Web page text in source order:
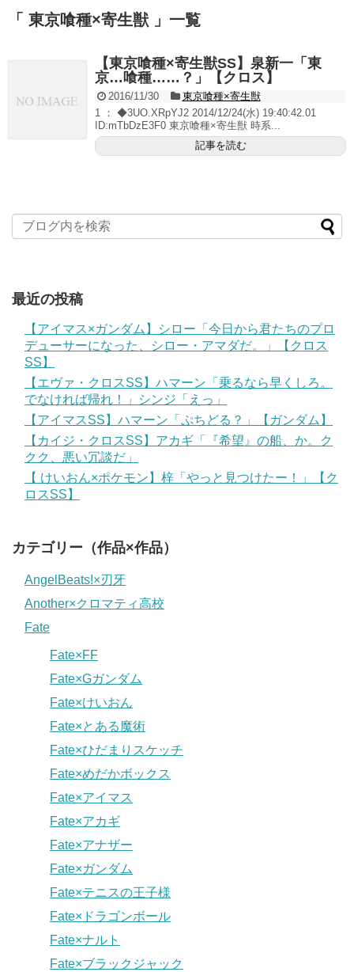
「 東京喰種×寄生獣 」一覧
【東京喰種×寄生獣SS】泉新一「東
京…喰種……？」【クロス】
2016/11/30
東京喰種×寄生獣
1 ： ◆3UO.XRpYJ2 2014/12/24(水) 19:40:42.01
ID:mTbDzE3F0 東京喰種×寄生獣 時系...
記事を読む
最近の投稿
【アイマス×ガンダム】シロー「今日から君たちのプロ
デューサーになった、シロー・アマダだ。」【クロス
SS】
【エヴァ・クロスSS】ハマーン「乗るなら早くしろ。
でなければ帰れ！」シンジ「えっ」
【アイマスSS】ハマーン「ぷちどる？」【ガンダム】
【カイジ・クロスSS】アカギ「『希望』の船、か。ク
クク、悪い冗談だ」
【 けいおん×ポケモン】梓「やっと見つけたー！」【ク
ロスSS】
カテゴリー（作品×作品）
AngelBeats!×刃牙
Another×クロマティ高校
Fate
Fate×FF
Fate×Gガンダム
Fate×けいおん
Fate×とある魔術
Fate×ひだまりスケッチ
Fate×めだかボックス
Fate×アイマス
Fate×アカギ
Fate×アナザー
Fate×ガンダム
Fate×テニスの王子様
Fate×ドラゴンボール
Fate×ナルト
Fate×ブラックジャック